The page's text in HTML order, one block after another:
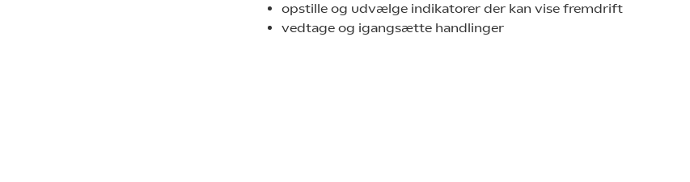
opstille og udvælge indikatorer der kan vise fremdrift
vedtage og igangsætte handlinger